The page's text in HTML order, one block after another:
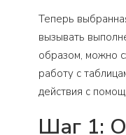
Теперь
вызывать
образом, можно
работу с
действия с
Шаг 1: